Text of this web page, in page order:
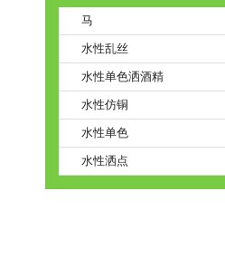
马
水性乱丝
水性单色洒酒精
水性仿铜
水性单色
水性洒点